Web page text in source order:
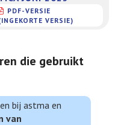
PDF-VERSIE
VERSIE)
die gebruikt
bij astma en
van